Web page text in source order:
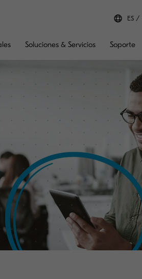
ES
Soluciones & Servicios Soporte